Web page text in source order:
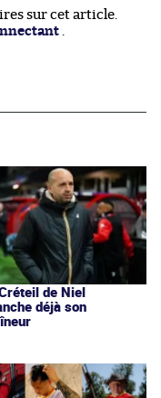
sur cet article.
Créteil de Niel
déjà son